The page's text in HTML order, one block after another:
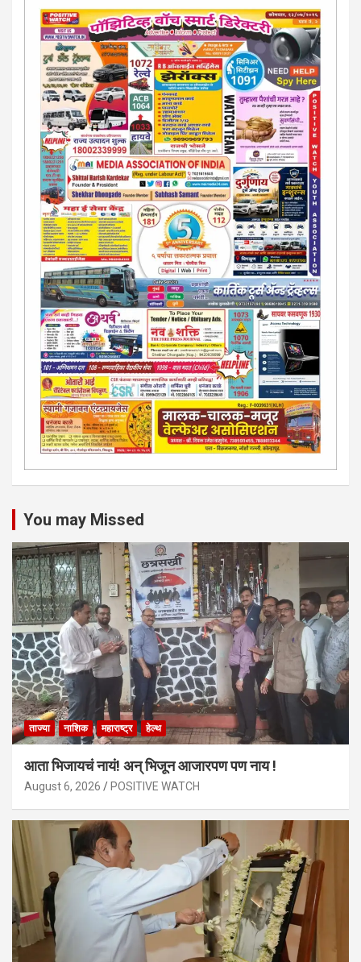
You may Missed
ताज्या नाशिक महाराष्ट्र हेल्थ
आता भिजायचं नायं! अन् भिजून आजारपण पण नाय !
August 6, 2026 POSITIVE WATCH